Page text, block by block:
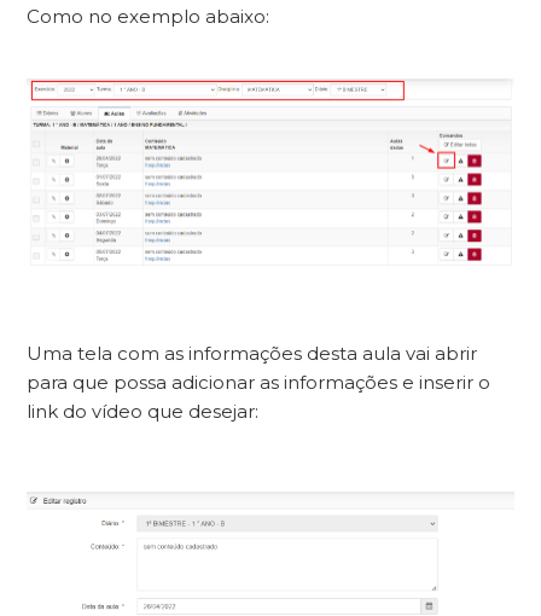
Como no exemplo abaixo:
Uma tela com as informações desta aula vai abrir
para que possa adicionar as informações e inserir o
link do vídeo que desejar: